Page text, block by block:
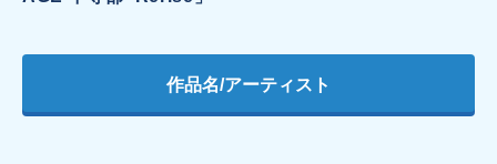
作品名/アーティスト